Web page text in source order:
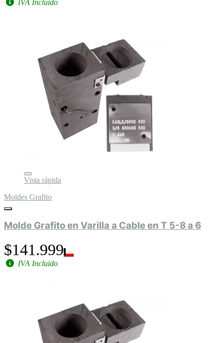
IVA Incluido
Vista rápida
Moldes Grafito
Molde Grafito en Varilla a Cable en T 5-8 a 6
$141.999
IVA Incluido